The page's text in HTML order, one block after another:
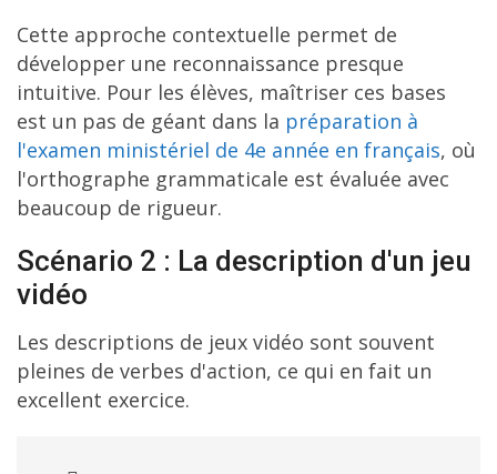
Cette approche contextuelle permet de
développer une reconnaissance presque
intuitive. Pour les élèves, maîtriser ces bases
est un pas de géant dans la préparation à
l'examen ministériel de 4e année en français, où
l'orthographe grammaticale est évaluée avec
beaucoup de rigueur.
Scénario 2 : La description d'un jeu
vidéo
Les descriptions de jeux vidéo sont souvent
pleines de verbes d'action, ce qui en fait un
excellent exercice.